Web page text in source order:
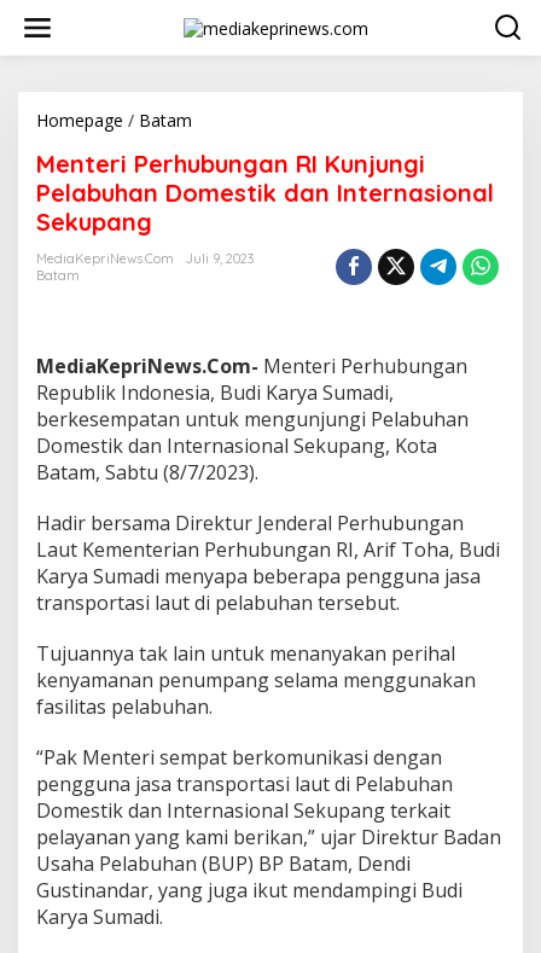
w
Homepage / Batam
n
t
e
i
u
b
u
n
g
a
R
I
K
u
n
n
g
i
e
l
a
b
u
h
a
n
Menteri Perhubungan RI Kunjungi
Pelabuhan Domestik dan Internasional
Sekupang
MediaKepriNews.com
Juli 9, 2023
Batam
MediaKepriNews.Com- Menteri Perhubungan
Republik Indonesia, Budi Karya Sumadi,
berkesempatan untuk mengunjungi Pelabuhan
Domestik dan Internasional Sekupang, Kota
Batam, Sabtu (8/7/2023).
Hadir bersama Direktur Jenderal Perhubungan
Laut Kementerian Perhubungan RI, Arif Toha, Budi
Karya Sumadi menyapa beberapa pengguna jasa
transportasi laut di pelabuhan tersebut.
Tujuannya tak lain untuk menanyakan perihal
kenyamanan penumpang selama menggunakan
fasilitas pelabuhan.
“Pak Menteri sempat berkomunikasi dengan
pengguna jasa transportasi laut di Pelabuhan
Domestik dan Internasional Sekupang terkait
pelayanan yang kami berikan,” ujar Direktur Badan
Usaha Pelabuhan (BUP) BP Batam, Dendi
Gustinandar, yang juga ikut mendampingi Budi
Karya Sumadi.